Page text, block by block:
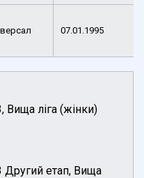
07.01.1995
Вища ліга (жінки)
Другий етап, Вища